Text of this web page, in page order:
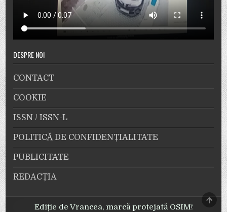
DESPRE NOI
CONTACT
COOKIE
ISSN / ISSN-L
POLITICĂ DE CONFIDENȚIALITATE
PUBLICITATE
REDACȚIA
Ediție de Vrancea, marcă protejată OSIM!